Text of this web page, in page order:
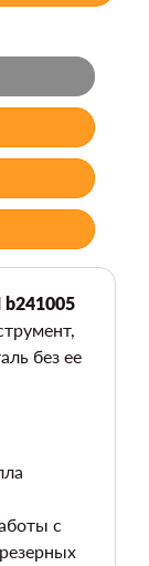
b241005
без ее
с